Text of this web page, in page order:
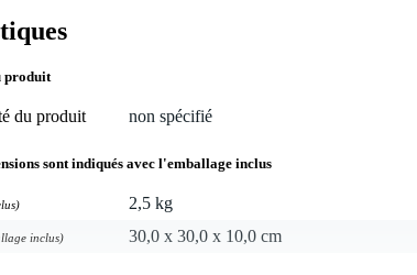
produit
du produit non spécifié
sont indiqués avec l'emballage inclus
2,5 kg
inclus) 30,0 x 30,0 x 10,0 cm